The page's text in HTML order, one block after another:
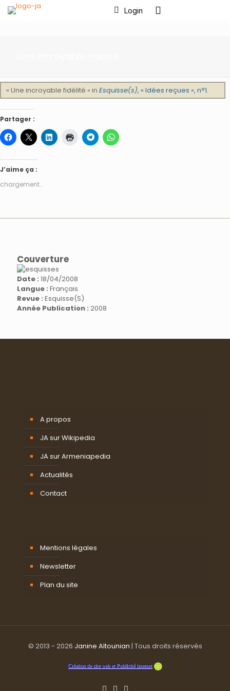
Login
« Une incroyable fidélité » in Esquisse(s), « Idées reçues », n°1.
Partager :
J’aime ça :
chargement…
Couverture
Date : 18/04/2008
Langue : Français
Revue : Esquisse(s)
Année Publication : 2008
A propos
JA sur Wikipedia
JA sur Armeniapedia
Actualités
Contact
Mentions légales
Newsletter
Plan du site
© 2013 - 2026 Janine Altounian | Tous droits réservés